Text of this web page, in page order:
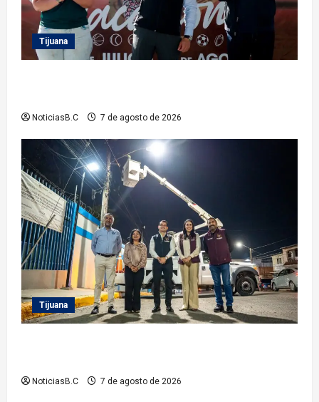
Tijuana
NoticiasB.C 7 de agosto de 2026
Tijuana
NoticiasB.C 7 de agosto de 2026